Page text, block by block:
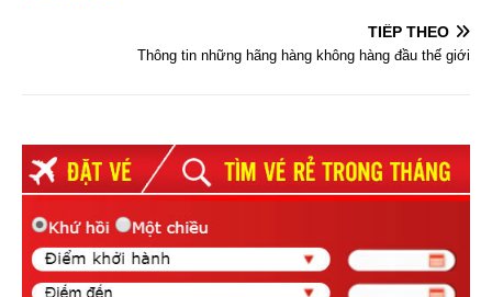
TIẾP THEO
Thông tin những hãng hàng không hàng đầu thế giới